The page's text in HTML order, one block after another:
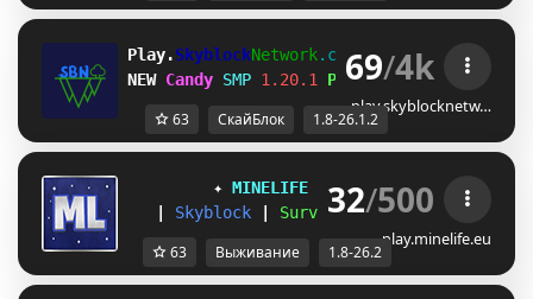
Play.SkyblockNetwork.com [1.8-26.1.2]
NEW Candy SMP 1.20.1 Play Now!
69/4k
play.skyblocknetw…
63 СкайБлок 1.8-26.1.2
✦ MINELIFE [1.8 - 26.2]
Skyblock Survival | Prison
32/500
play.minelife.eu
63 Выживание 1.8-26.2